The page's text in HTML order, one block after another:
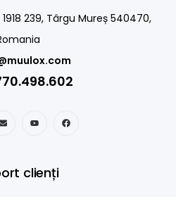
239, Târgu Mureș 540470,
clienți